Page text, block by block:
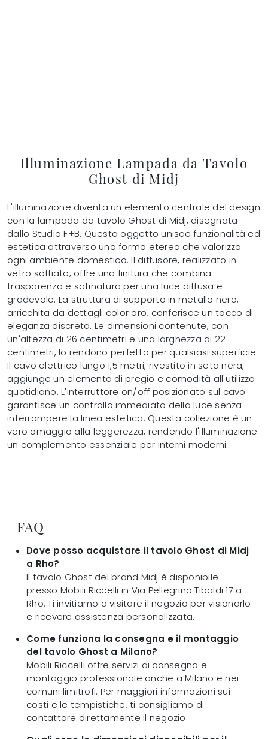
Illuminazione Lampada da Tavolo
Ghost di Midj
L'illuminazione diventa un elemento centrale del design
con la lampada da tavolo Ghost di Midj, disegnata
dallo Studio F+B. Questo oggetto unisce funzionalità ed
estetica attraverso una forma eterea che valorizza
ogni ambiente domestico. Il diffusore, realizzato in
vetro soffiato, offre una finitura che combina
trasparenza e satinatura per una luce diffusa e
gradevole. La struttura di supporto in metallo nero,
arricchita da dettagli color oro, conferisce un tocco di
eleganza discreta. Le dimensioni contenute, con
un'altezza di 26 centimetri e una larghezza di 22
centimetri, lo rendono perfetto per qualsiasi superficie.
Il cavo elettrico lungo 1,5 metri, rivestito in seta nera,
aggiunge un elemento di pregio e comodità all'utilizzo
quotidiano. L'interruttore on/off posizionato sul cavo
garantisce un controllo immediato della luce senza
interrompere la linea estetica. Questa collezione è un
vero omaggio alla leggerezza, rendendo l'illuminazione
un complemento essenziale per interni moderni.
FAQ
Dove posso acquistare il tavolo Ghost di Midj
a Rho?
Il tavolo Ghost del brand Midj è disponibile
presso Mobili Riccelli in Via Pellegrino Tibaldi 17 a
Rho. Ti invitiamo a visitare il negozio per visionarlo
e ricevere assistenza personalizzata.
Come funziona la consegna e il montaggio
del tavolo Ghost a Milano?
Mobili Riccelli offre servizi di consegna e
montaggio professionale anche a Milano e nei
comuni limitrofi. Per maggiori informazioni sui
costi e le tempistiche, ti consigliamo di
contattare direttamente il negozio.